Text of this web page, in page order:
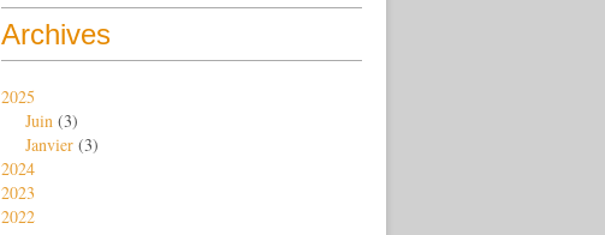
Archives
2025
Juin (3)
Janvier (3)
2024
2023
2022